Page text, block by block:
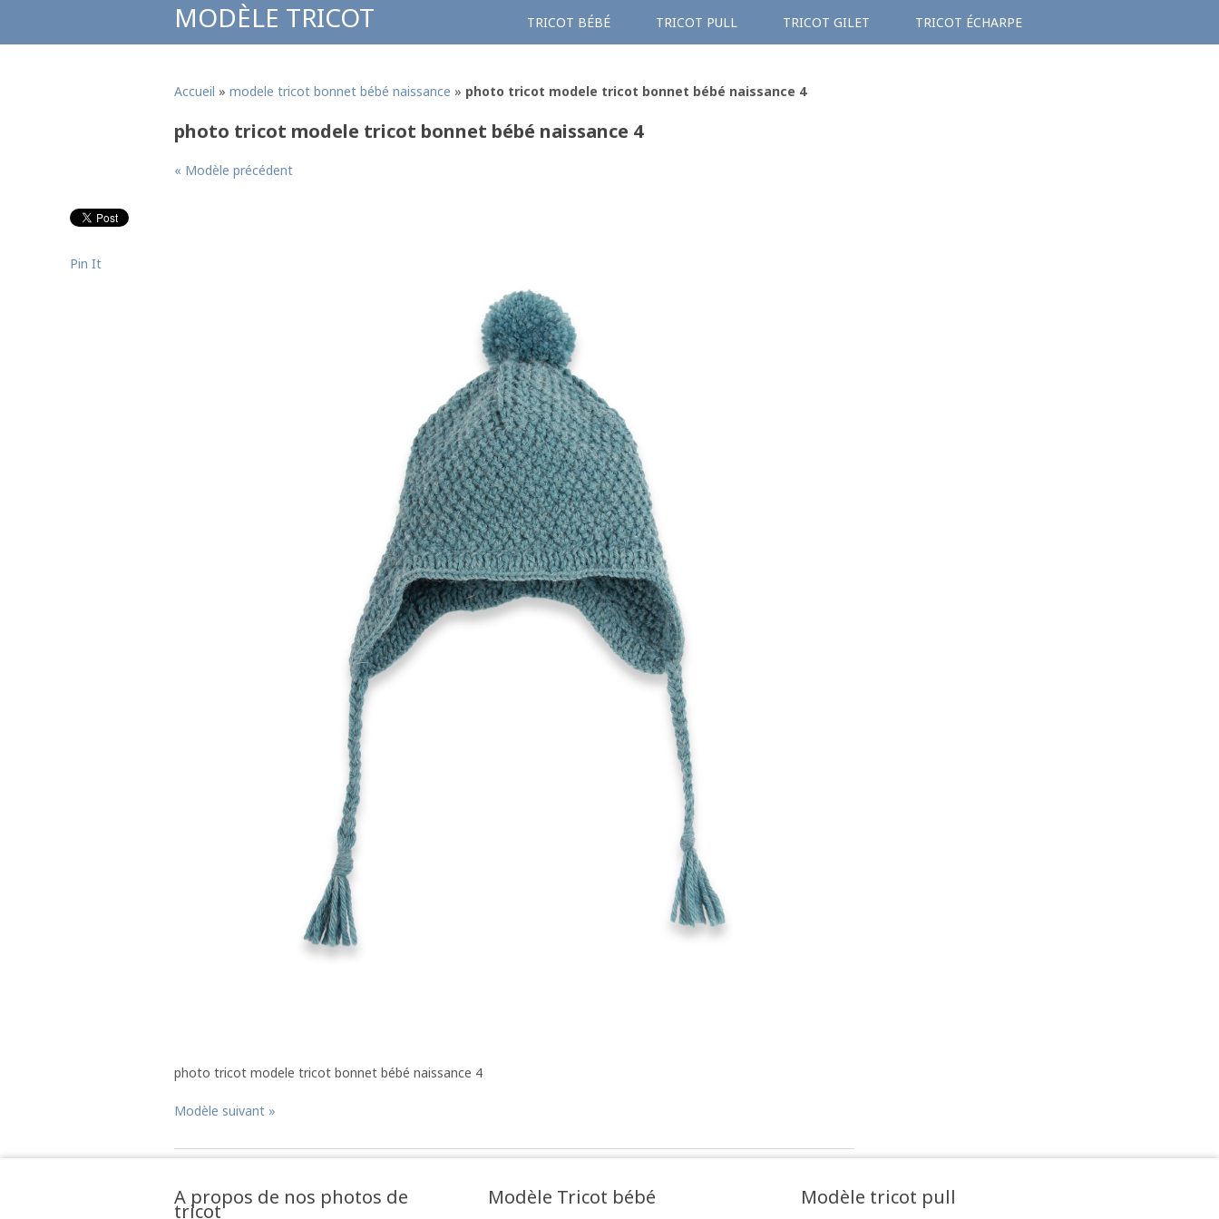
MODÈLE TRICOT TRICOT BÉBÉ TRICOT PULL TRICOT GILET TRICOT ÉCHARPE
Accueil » modele tricot bonnet bébé naissance » photo tricot modele tricot bonnet bébé naissance 4
photo tricot modele tricot bonnet bébé naissance 4
« Modèle précédent
photo tricot modele tricot bonnet bébé naissance 4
Modèle suivant »
Pin It
A propos de nos photos de
tricot
Modèle Tricot bébé Modèle tricot pull